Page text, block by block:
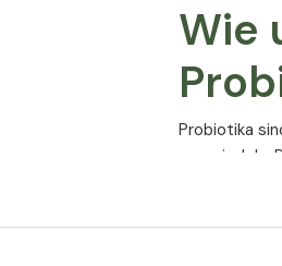
Wie
Probiotika
Präbiotika